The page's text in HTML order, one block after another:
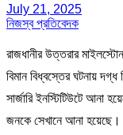
July 21, 2025
নিজস্ব প্রতিবেদক
রাজধানীর উত্তরার
বিমান বিধ্বস্তের ঘটনায় দগ্ধ
সার্জারি ইনস্টিটিউটে আনা
জনকে সেখানে আনা